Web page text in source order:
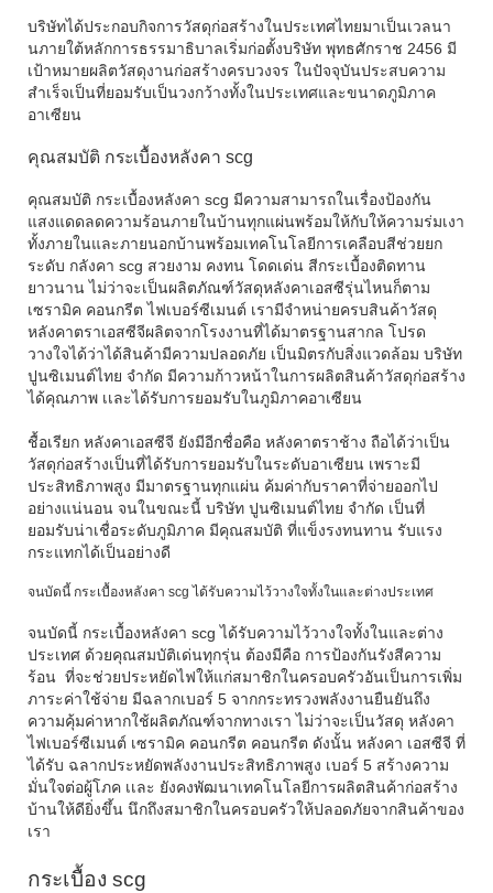
บริษัทได้ประกอบกิจการวัสดุก่อสร้างในประเทศไทยมาเป็นเวลนา
นภายใต้หลักการธรรมาธิบาลเริ่มก่อตั้งบริษัท พุทธศักราช 2456 มี
เป้าหมายผลิตวัสดุงานก่อสร้างครบวงจร ในปัจจุบันประสบความ
สำเร็จเป็นที่ยอมรับเป็นวงกว้างทั้งในประเทศและขนาดภูมิภาค
อาเซียน
คุณสมบัติ กระเบื้องหลังคา scg
คุณสมบัติ กระเบื้องหลังคา scg มีความสามารถในเรื่องป้องกัน
แสงแดดลดความร้อนภายในบ้านทุกแผ่นพร้อมให้กับให้ความร่มเงา
ทั้งภายในและภายนอกบ้านพร้อมเทคโนโลยีการเคลือบสีช่วยยก
ระดับ กลังคา scg สวยงาม คงทน โดดเด่น สีกระเบื้องติดทาน
ยาวนาน ไม่ว่าจะเป็นผลิตภัณฑ์วัสดุหลังคาเอสซีรุ่นไหนก็ตาม
เซรามิค คอนกรีต ไฟเบอร์ซีเมนต์ เรามีจำหน่ายครบสินค้าวัสดุ
หลังคาตราเอสซีจีผลิตจากโรงงานที่ได้มาตรฐานสากล โปรด
วางใจได้ว่าได้สินค้ามีความปลอดภัย เป็นมิตรกับสิ่งแวดล้อม บริษัท
ปูนซิเมนต์ไทย จำกัด มีความก้าวหน้าในการผลิตสินค้าวัสดุก่อสร้าง
ได้คุณภาพ เเละได้รับการยอมรับในภูมิภาคอาเซียน
ชื้อเรียก หลังคาเอสซีจี ยังมีอีกชื่อคือ หลังคาตราช้าง ถือได้ว่าเป็น
วัสดุก่อสร้างเป็นที่ได้รับการยอมรับในระดับอาเซียน เพราะมี
ประสิทธิภาพสูง มีมาตรฐานทุกแผ่น ค้มค่ากับราคาที่จ่ายออกไป
อย่างแน่นอน จนในขณะนี้ บริษัท ปูนซิเมนต์ไทย จำกัด เป็นที่
ยอมรับน่าเชื่อระดับภูมิภาค มีคุณสมบัติ ที่แข็งรงทนทาน รับแรง
กระแทกได้เป็นอย่างดี
จนบัดนี้ กระเบื้องหลังคา scg ได้รับความไว้วางใจทั้งในและต่างประเทศ
จนบัดนี้ กระเบื้องหลังคา scgได้รับความไว้วางใจทั้งในและต่าง
ประเทศ ด้วยคุณสมบัติเด่นทุกรุ่น ต้องมีคือ การป้องกันรังสีความ
ร้อน ที่จะช่วยประหยัดไฟให้แก่สมาชิกในครอบครัวอันเป็นการเพิ่ม
ภาระค่าใช้จ่าย มีฉลากเบอร์ 5 จากกระทรวงพลังงานยืนยันถึง
ความคุ้มค่าหากใช้ผลิตภัณฑ์จากทางเรา ไม่ว่าจะเป็นวัสดุ หลังคา
ไฟเบอร์ซีเมนต์ เซรามิค คอนกรีต คอนกรีต ดังนั้น หลังคา เอสซีจี ที่
ได้รับ ฉลากประหยัดพลังงานประสิทธิภาพสูง เบอร์ 5 สร้างความ
มั่นใจต่อผู้โภค เเละ ยังคงพัฒนาเทคโนโลยีการผลิตสินค้าก่อสร้าง
บ้านให้ดียิ่งขึ้น นึกถึงสมาชิกในครอบครัวให้ปลอดภัยจากสินค้าของ
เรา
กระเบื้อง scg